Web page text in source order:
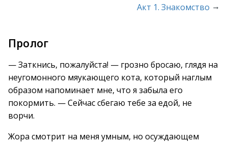
Акт 1. Знакомство →
Пролог
— Заткнись, пожалуйста! — грозно бросаю, глядя на
неугомонного мяукающего кота, который наглым
образом напоминает мне, что я забыла его
покормить. — Сейчас сбегаю тебе за едой, не
ворчи.
Жора смотрит на меня умным, но осуждающем